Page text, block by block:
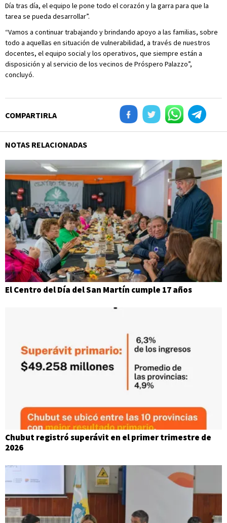
Día tras día, el equipo le pone todo el corazón y la garra para que la
tarea se pueda desarrollar”.
“Vamos a continuar trabajando y brindando apoyo a las familias, sobre
todo a aquellas en situación de vulnerabilidad, a través de nuestros
docentes, el equipo social y los operativos, que siempre están a
disposición y al servicio de los vecinos de Próspero Palazzo”,
concluyó.
COMPARTIRLA
NOTAS RELACIONADAS
El Centro del Día del San Martín cumple 17 años
Chubut registró superávit en el primer trimestre de
2026